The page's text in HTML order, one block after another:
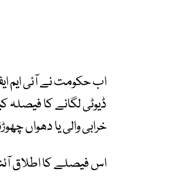
ڈیوٹی لگانے کا
خرابی والی یا دھواں